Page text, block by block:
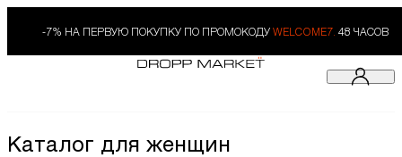
-7% НА ПЕРВУЮ ПОКУПКУ ПО ПРОМОКОДУ WELCOME7. 48 ЧАСОВ
Каталог для женщин